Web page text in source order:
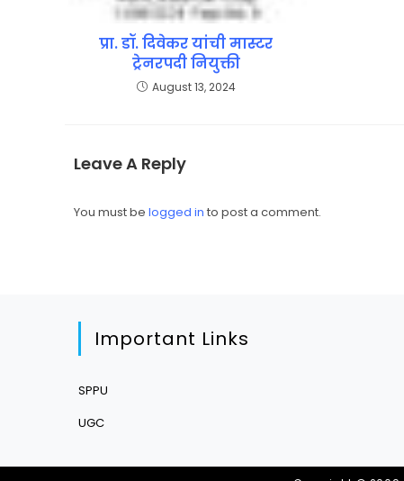
प्रा. डॉ. दिवेकर यांची मास्टर
ट्रेनरपदी नियुक्ती
August 13, 2024
Leave A Reply
You must be logged in to post a comment.
Important Links
SPPU
UGC